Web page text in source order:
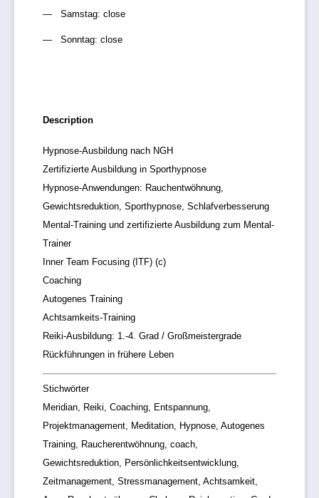
Samstag: close
Sonntag: close
Description
Hypnose-Ausbildung nach NGH
Zertifizierte Ausbildung in Sporthypnose
Hypnose-Anwendungen: Rauchentwöhnung,
Gewichtsreduktion, Sporthypnose, Schlafverbesserung
Mental-Training und zertifizierte Ausbildung zum Mental-
Trainer
Inner Team Focusing (ITF) (c)
Coaching
Autogenes Training
Achtsamkeits-Training
Reiki-Ausbildung: 1.-4. Grad / Großmeistergrade
Rückführungen in frühere Leben
Stichwörter
Meridian, Reiki, Coaching, Entspannung,
Projektmanagement, Meditation, Hypnose, Autogenes
Training, Raucherentwöhnung, coach,
Gewichtsreduktion, Persönlichkeitsentwicklung,
Zeitmanagement, Stressmanagement, Achtsamkeit,